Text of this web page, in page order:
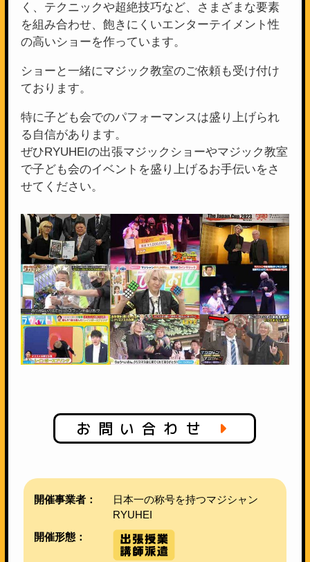
く、テクニックや超絶技巧など、さまざまな要素
を組み合わせ、飽きにくいエンターテイメント性
の高いショーを作っています。
ショーと一緒にマジック教室のご依頼も受け付け
ております。
特に子ども会でのパフォーマンスは盛り上げられ
る自信があります。
ぜひRYUHEIの出張マジックショーやマジック教室
で子ども会のイベントを盛り上げるお手伝いをさ
せてください。
お問い合わせ
開催事業者：
日本一の称号を持つマジシャン
RYUHEI
開催形態：